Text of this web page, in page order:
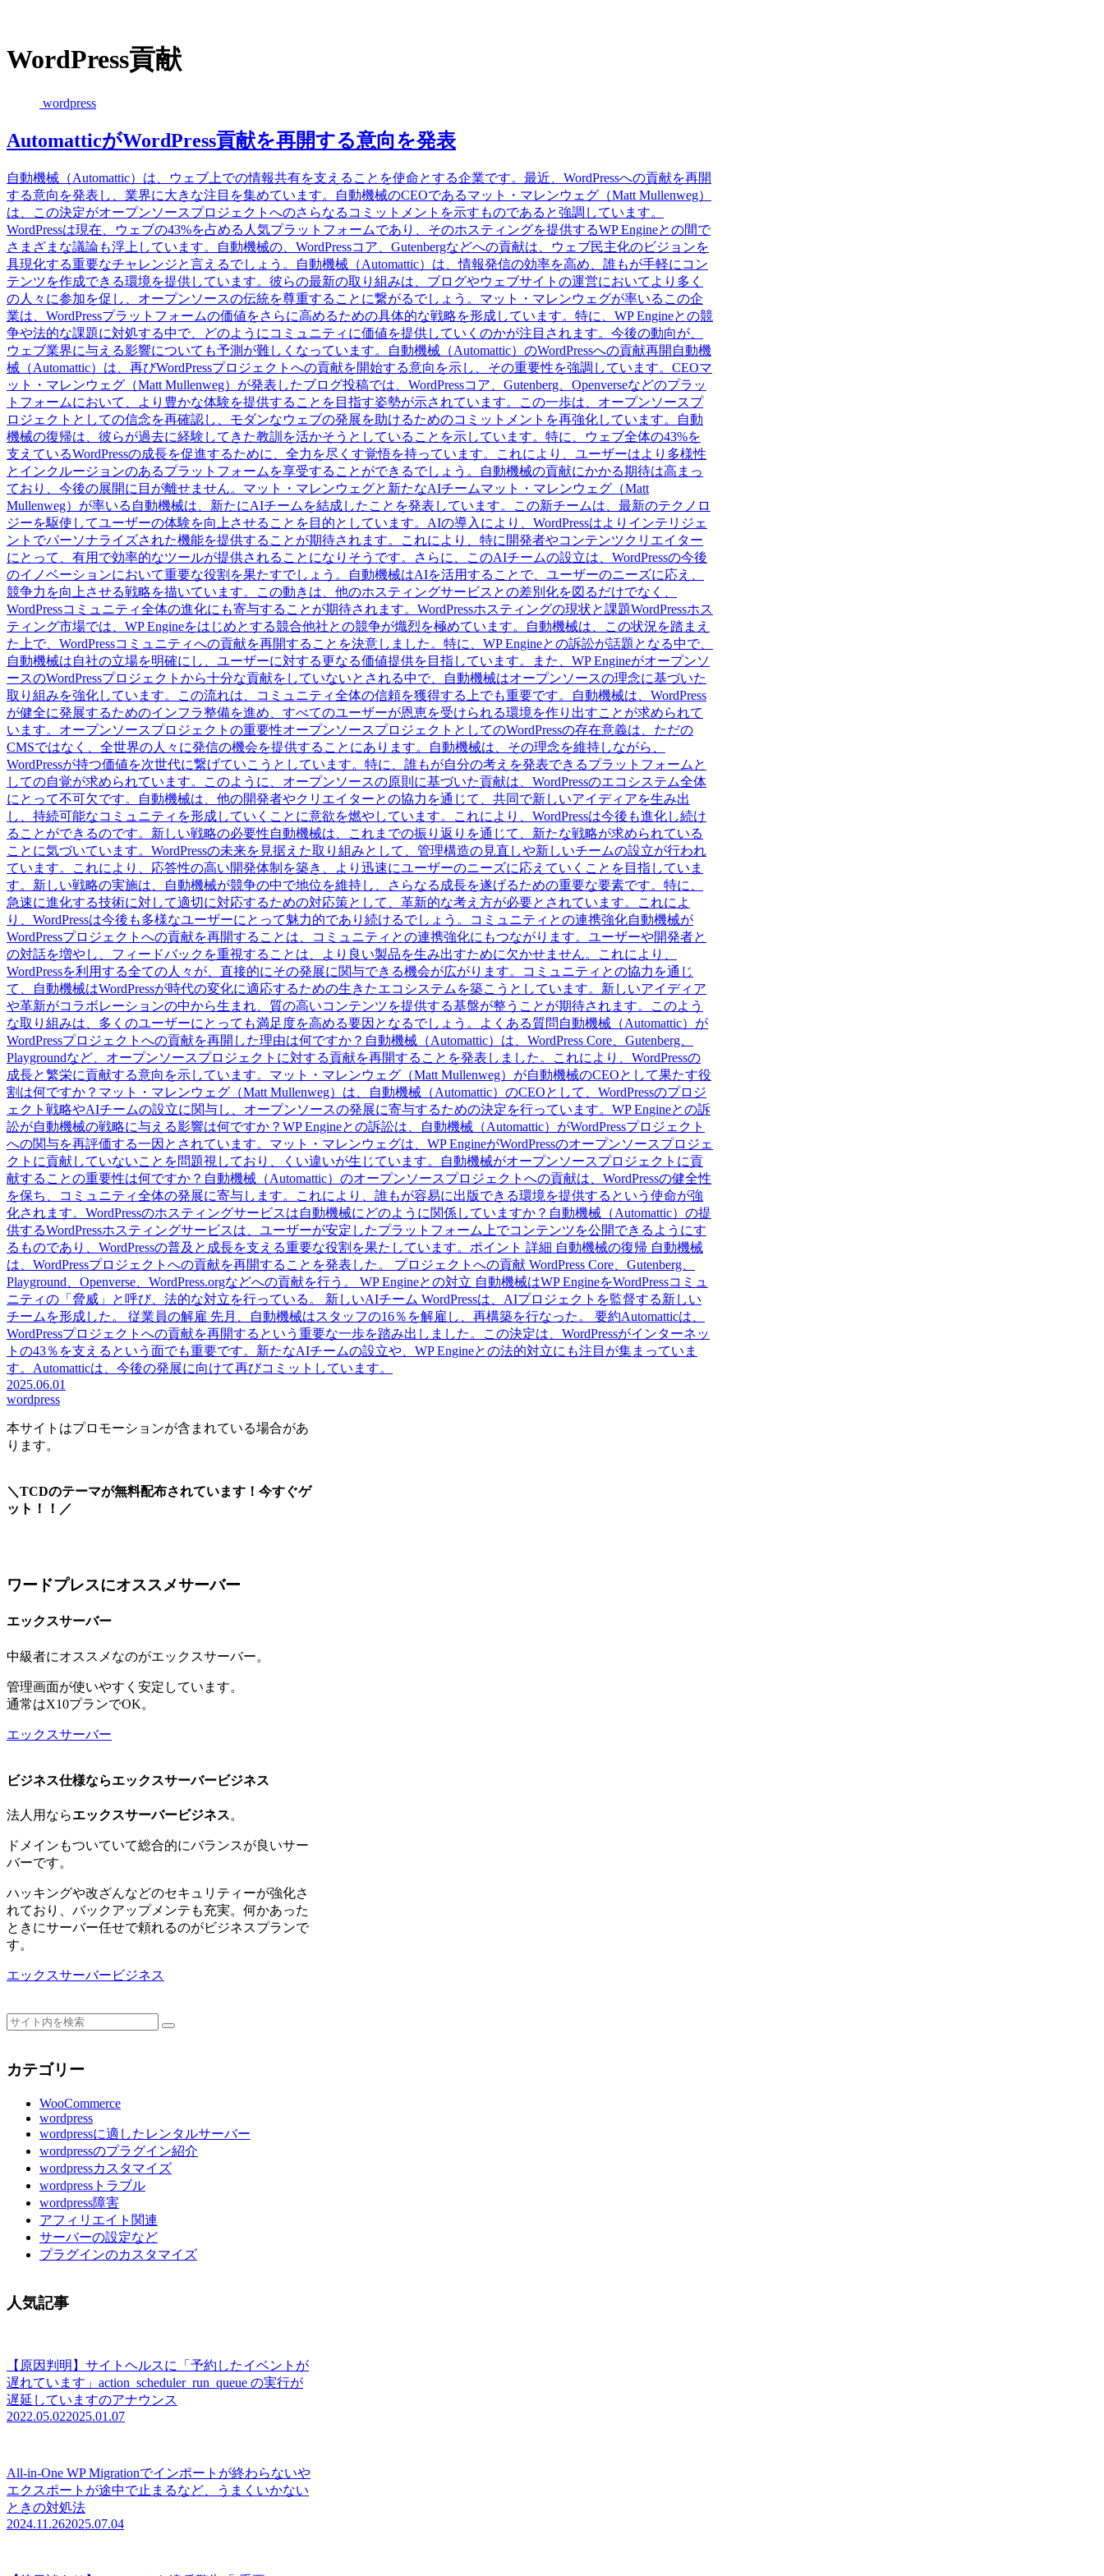
WordPress貢献
wordpress
AutomatticがWordPress貢献を再開する意向を発表
自動機械（Automattic）は、ウェブ上での情報共有を支えることを使命とする企業です。最近、WordPressへの貢献を再開
する意向を発表し、業界に大きな注目を集めています。自動機械のCEOであるマット・マレンウェグ（Matt Mullenweg）
は、この決定がオープンソースプロジェクトへのさらなるコミットメントを示すものであると強調しています。
WordPressは現在、ウェブの43%を占める人気プラットフォームであり、そのホスティングを提供するWP Engineとの間で
さまざまな議論も浮上しています。自動機械の、WordPressコア、Gutenbergなどへの貢献は、ウェブ民主化のビジョンを
具現化する重要なチャレンジと言えるでしょう。自動機械（Automattic）は、情報発信の効率を高め、誰もが手軽にコン
テンツを作成できる環境を提供しています。彼らの最新の取り組みは、ブログやウェブサイトの運営においてより多く
の人々に参加を促し、オープンソースの伝統を尊重することに繋がるでしょう。マット・マレンウェグが率いるこの企
業は、WordPressプラットフォームの価値をさらに高めるための具体的な戦略を形成しています。特に、WP Engineとの競
争や法的な課題に対処する中で、どのようにコミュニティに価値を提供していくのかが注目されます。今後の動向が、
ウェブ業界に与える影響についても予測が難しくなっています。自動機械（Automattic）のWordPressへの貢献再開自動機
械（Automattic）は、再びWordPressプロジェクトへの貢献を開始する意向を示し、その重要性を強調しています。CEOマ
ット・マレンウェグ（Matt Mullenweg）が発表したブログ投稿では、WordPressコア、Gutenberg、Openverseなどのプラッ
トフォームにおいて、より豊かな体験を提供することを目指す姿勢が示されています。この一歩は、オープンソースプ
ロジェクトとしての信念を再確認し、モダンなウェブの発展を助けるためのコミットメントを再強化しています。自動
機械の復帰は、彼らが過去に経験してきた教訓を活かそうとしていることを示しています。特に、ウェブ全体の43%を
支えているWordPressの成長を促進するために、全力を尽くす覚悟を持っています。これにより、ユーザーはより多様性
とインクルージョンのあるプラットフォームを享受することができるでしょう。自動機械の貢献にかかる期待は高まっ
ており、今後の展開に目が離せません。マット・マレンウェグと新たなAIチームマット・マレンウェグ（Matt
Mullenweg）が率いる自動機械は、新たにAIチームを結成したことを発表しています。この新チームは、最新のテクノロ
ジーを駆使してユーザーの体験を向上させることを目的としています。AIの導入により、WordPressはよりインテリジェ
ントでパーソナライズされた機能を提供することが期待されます。これにより、特に開発者やコンテンツクリエイター
にとって、有用で効率的なツールが提供されることになりそうです。さらに、このAIチームの設立は、WordPressの今後
のイノベーションにおいて重要な役割を果たすでしょう。自動機械はAIを活用することで、ユーザーのニーズに応え、
競争力を向上させる戦略を描いています。この動きは、他のホスティングサービスとの差別化を図るだけでなく、
WordPressコミュニティ全体の進化にも寄与することが期待されます。WordPressホスティングの現状と課題WordPressホス
ティング市場では、WP Engineをはじめとする競合他社との競争が熾烈を極めています。自動機械は、この状況を踏まえ
た上で、WordPressコミュニティへの貢献を再開することを決意しました。特に、WP Engineとの訴訟が話題となる中で、
自動機械は自社の立場を明確にし、ユーザーに対する更なる価値提供を目指しています。また、WP Engineがオープンソ
ースのWordPressプロジェクトから十分な貢献をしていないとされる中で、自動機械はオープンソースの理念に基づいた
取り組みを強化しています。この流れは、コミュニティ全体の信頼を獲得する上でも重要です。自動機械は、WordPress
が健全に発展するためのインフラ整備を進め、すべてのユーザーが恩恵を受けられる環境を作り出すことが求められて
います。オープンソースプロジェクトの重要性オープンソースプロジェクトとしてのWordPressの存在意義は、ただの
CMSではなく、全世界の人々に発信の機会を提供することにあります。自動機械は、その理念を維持しながら、
WordPressが持つ価値を次世代に繋げていこうとしています。特に、誰もが自分の考えを発表できるプラットフォームと
しての自覚が求められています。このように、オープンソースの原則に基づいた貢献は、WordPressのエコシステム全体
にとって不可欠です。自動機械は、他の開発者やクリエイターとの協力を通じて、共同で新しいアイディアを生み出
し、持続可能なコミュニティを形成していくことに意欲を燃やしています。これにより、WordPressは今後も進化し続け
ることができるのです。新しい戦略の必要性自動機械は、これまでの振り返りを通じて、新たな戦略が求められている
ことに気づいています。WordPressの未来を見据えた取り組みとして、管理構造の見直しや新しいチームの設立が行われ
ています。これにより、応答性の高い開発体制を築き、より迅速にユーザーのニーズに応えていくことを目指していま
す。新しい戦略の実施は、自動機械が競争の中で地位を維持し、さらなる成長を遂げるための重要な要素です。特に、
急速に進化する技術に対して適切に対応するための対応策として、革新的な考え方が必要とされています。これによ
り、WordPressは今後も多様なユーザーにとって魅力的であり続けるでしょう。コミュニティとの連携強化自動機械が
WordPressプロジェクトへの貢献を再開することは、コミュニティとの連携強化にもつながります。ユーザーや開発者と
の対話を増やし、フィードバックを重視することは、より良い製品を生み出すために欠かせません。これにより、
WordPressを利用する全ての人々が、直接的にその発展に関与できる機会が広がります。コミュニティとの協力を通じ
て、自動機械はWordPressが時代の変化に適応するための生きたエコシステムを築こうとしています。新しいアイディア
や革新がコラボレーションの中から生まれ、質の高いコンテンツを提供する基盤が整うことが期待されます。このよう
な取り組みは、多くのユーザーにとっても満足度を高める要因となるでしょう。よくある質問自動機械（Automattic）が
WordPressプロジェクトへの貢献を再開した理由は何ですか？自動機械（Automattic）は、WordPress Core、Gutenberg、
Playgroundなど、オープンソースプロジェクトに対する貢献を再開することを発表しました。これにより、WordPressの
成長と繁栄に貢献する意向を示しています。マット・マレンウェグ（Matt Mullenweg）が自動機械のCEOとして果たす役
割は何ですか？マット・マレンウェグ（Matt Mullenweg）は、自動機械（Automattic）のCEOとして、WordPressのプロジ
ェクト戦略やAIチームの設立に関与し、オープンソースの発展に寄与するための決定を行っています。WP Engineとの訴
訟が自動機械の戦略に与える影響は何ですか？WP Engineとの訴訟は、自動機械（Automattic）がWordPressプロジェクト
への関与を再評価する一因とされています。マット・マレンウェグは、WP EngineがWordPressのオープンソースプロジェ
クトに貢献していないことを問題視しており、くい違いが生じています。自動機械がオープンソースプロジェクトに貢
献することの重要性は何ですか？自動機械（Automattic）のオープンソースプロジェクトへの貢献は、WordPressの健全性
を保ち、コミュニティ全体の発展に寄与します。これにより、誰もが容易に出版できる環境を提供するという使命が強
化されます。WordPressのホスティングサービスは自動機械にどのように関係していますか？自動機械（Automattic）の提
供するWordPressホスティングサービスは、ユーザーが安定したプラットフォーム上でコンテンツを公開できるようにす
るものであり、WordPressの普及と成長を支える重要な役割を果たしています。ポイント 詳細 自動機械の復帰 自動機械
は、WordPressプロジェクトへの貢献を再開することを発表した。 プロジェクトへの貢献 WordPress Core、Gutenberg、
Playground、Openverse、WordPress.orgなどへの貢献を行う。 WP Engineとの対立 自動機械はWP EngineをWordPressコミュ
ニティの「脅威」と呼び、法的な対立を行っている。 新しいAIチーム WordPressは、AIプロジェクトを監督する新しい
チームを形成した。 従業員の解雇 先月、自動機械はスタッフの16％を解雇し、再構築を行なった。 要約Automatticは、
WordPressプロジェクトへの貢献を再開するという重要な一歩を踏み出しました。この決定は、WordPressがインターネッ
トの43％を支えるという面でも重要です。新たなAIチームの設立や、WP Engineとの法的対立にも注目が集まっていま
す。Automatticは、今後の発展に向けて再びコミットしています。
2025.06.01
wordpress
本サイトはプロモーションが含まれている場合があ
ります。
＼TCDのテーマが無料配布されています！今すぐゲ
ット！！／
ワードプレスにオススメサーバー
エックスサーバー
中級者にオススメなのがエックスサーバー。
管理画面が使いやすく安定しています。
通常はX10プランでOK。
エックスサーバー
ビジネス仕様ならエックスサーバービジネス
法人用ならエックスサーバービジネス。
ドメインもついていて総合的にバランスが良いサー
バーです。
ハッキングや改ざんなどのセキュリティーが強化さ
れており、バックアップメンテも充実。何かあった
ときにサーバー任せで頼れるのがビジネスプランで
す。
エックスサーバービジネス
カテゴリー
WooCommerce
wordpress
wordpressに適したレンタルサーバー
wordpressのプラグイン紹介
wordpressカスタマイズ
wordpressトラブル
wordpress障害
アフィリエイト関連
サーバーの設定など
プラグインのカスタマイズ
人気記事
【原因判明】サイトヘルスに「予約したイベントが
遅れています」action_scheduler_run_queue の実行が
遅延していますのアナウンス
2022.05.022025.01.07
All-in-One WP Migrationでインポートが終わらないや
エクスポートが途中で止まるなど、うまくいかない
ときの対処法
2024.11.262025.07.04